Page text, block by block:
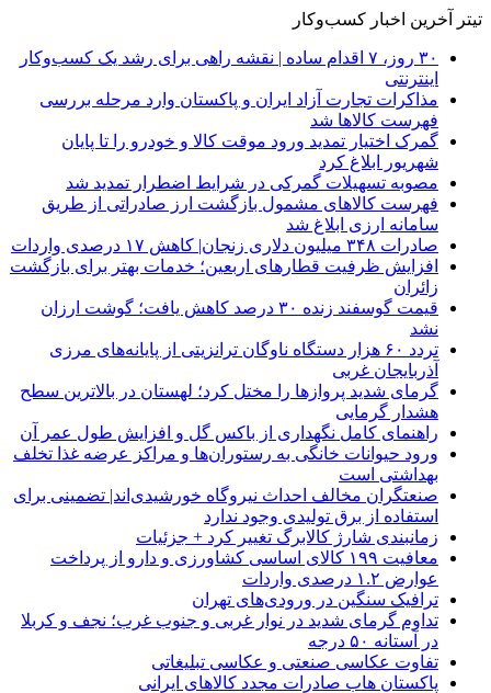
تیتر آخرین اخبار کسب‌وکار
۳۰ روز، ۷ اقدام ساده | نقشه راهی برای رشد یک کسب‌وکار
اینترنتی
مذاکرات تجارت آزاد ایران و پاکستان وارد مرحله بررسی
فهرست کالاها شد
گمرک اختیار تمدید ورود موقت کالا و خودرو را تا پایان
شهریور ابلاغ کرد
مصوبه تسهیلات گمرکی در شرایط اضطرار تمدید شد
فهرست کالاهای مشمول بازگشت ارز صادراتی از طریق
سامانه ارزی ابلاغ شد
صادرات ۳۴۸ میلیون دلاری زنجان| ‌کاهش ۱۷ درصدی واردات
افزایش ظرفیت قطارهای اربعین؛ خدمات بهتر برای بازگشت
زائران
قیمت گوسفند زنده ۳۰ درصد کاهش یافت؛ گوشت ارزان
نشد
تردد ۶۰ هزار دستگاه ناوگان ترانزیتی از پایانه‌های مرزی
آذربایجان ‌غربی
گرمای شدید پروازها را مختل کرد؛ لهستان در بالاترین سطح
هشدار گرمایی
راهنمای کامل نگهداری از باکس گل و افزایش طول عمر آن
ورود حیوانات خانگی به رستوران‌ها و مراکز عرضه غذا تخلف
بهداشتی است
صنعتگران مخالف احداث نیروگاه خورشیدی‌اند| تضمینی برای
استفاده از برق تولیدی وجود ندارد
زمانبندی شارژ کالابرگ تغییر کرد + جزئیات
معافیت ۱۹۹ کالای اساسی کشاورزی و دارو از پرداخت
عوارض ۱.۲ درصدی واردات
ترافیک سنگین در ورودی‌های تهران
تداوم گرمای شدید در نوار غربی و جنوب غرب؛ نجف و کربلا
در آستانه ۵۰ درجه
تفاوت عکاسی صنعتی و عکاسی تبلیغاتی
پاکستان هاب صادرات مجدد کالاهای ایرانی